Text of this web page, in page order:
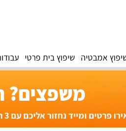
אמבטיה שיפוץ בית פרטי
משפצים?
ומייד נחזור אליכם עם 3 הצעות מחיר משתלמות במיוחד!